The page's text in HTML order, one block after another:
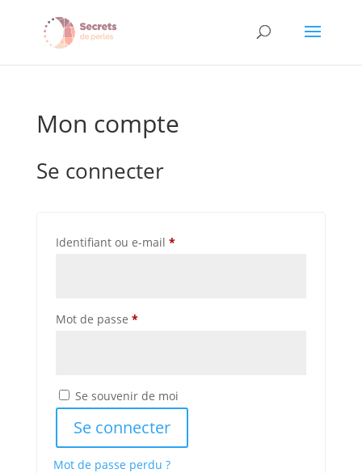
Mon compte
Se connecter
Identifiant ou e-mail *Obligatoire
Mot de passe *Obligatoire
Se souvenir de moi
Se connecter
Mot de passe perdu ?